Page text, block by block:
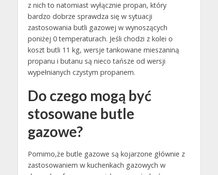
z nich to natomiast wyłącznie propan, który
bardzo dobrze sprawdza się w sytuacji
zastosowania butli gazowej w wynoszących
poniżej 0 temperaturach. Jeśli chodzi z kolei o
koszt butli 11 kg, wersje tankowane mieszaniną
propanu i butanu są nieco tańsze od wersji
wypełnianych czystym propanem.
Do czego mogą być
stosowane butle
gazowe?
Pomimo,że butle gazowe są kojarzone głównie z
zastosowaniem w kuchenkach gazowych w